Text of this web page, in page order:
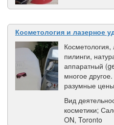
Косметология и лазерное
пилинги,
аппаратный
многое
разумные
Вид
косметики;
ON, Toronto